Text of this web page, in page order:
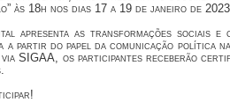
às 18h nos dias 17 a 19 de janeiro de
apresenta as transformações sociais e
a partir do papel da comunicação política
SIGAA, os participantes receberão